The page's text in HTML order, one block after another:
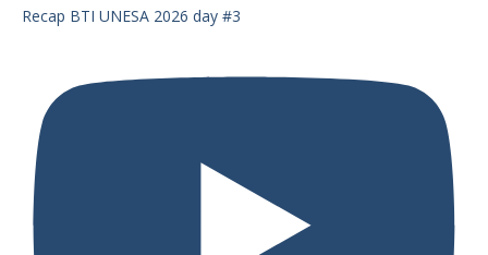
Recap BTI UNESA 2026 day #3